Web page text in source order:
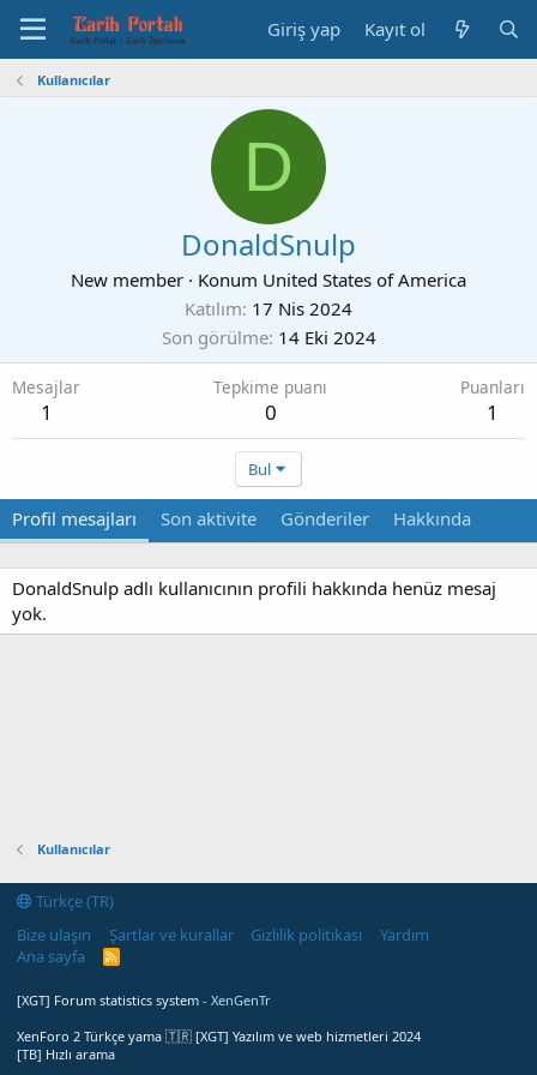
Giriş yap Kayıt ol
Kullanıcılar
D
DonaldSnulp
New member · Konum United States of America
Katılım 17 Nis 2024
Son görülme 14 Eki 2024
Mesajlar
1
Tepkime puanı
0
Puanları
1
Bul
Profil mesajları Son aktivite Gönderiler Hakkında
DonaldSnulp adlı kullanıcının profili hakkında henüz mesaj
yok.
Kullanıcılar
Türkçe (TR)
Bize ulaşın
Şartlar ve kurallar Gizlilik politikası
Yardım
Ana sayfa
R
[XGT] Forum statistics system - XenGenTr
XenForo 2 Türkçe yama 🇹🇷 [XGT] Yazılım ve web hizmetleri 2024
[TB] Hızlı arama